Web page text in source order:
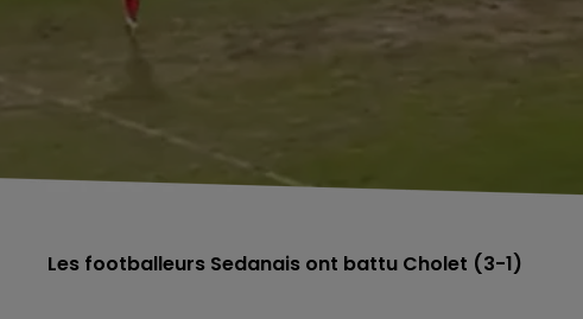
Les footballeurs Sedanais ont battu Cholet (3-1)